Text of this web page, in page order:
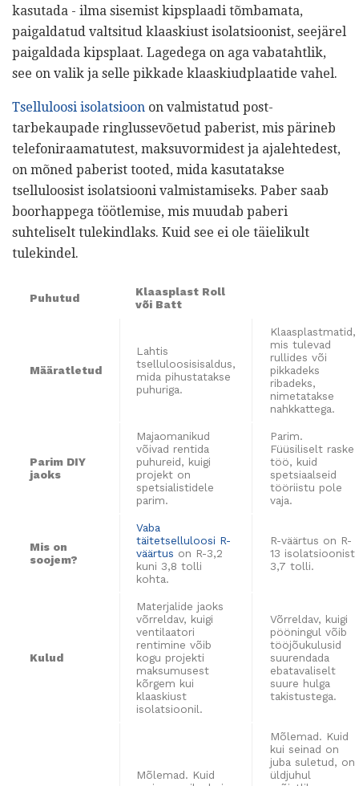
kasutada - ilma sisemist kipsplaadi tõmbamata,
paigaldatud valtsitud klaaskiust isolatsioonist, seejärel
paigaldada kipsplaat. Lagedega on aga vabatahtlik,
see on valik ja selle pikkade klaaskiudplaatide vahel.
Tselluloosi isolatsioon on valmistatud post-
tarbekaupade ringlussevõetud paberist, mis pärineb
telefoniraamatutest, maksuvormidest ja ajalehtedest,
on mõned paberist tooted, mida kasutatakse
tselluloosist isolatsiooni valmistamiseks. Paber saab
boorhappega töötlemise, mis muudab paberi
suhteliselt tulekindlaks. Kuid see ei ole täielikult
tulekindel.
Puhutud
Klaasplast Roll
või Batt
Määratletud
Lahtis
tselluloosisisaldus,
mida pihustatakse
puhuriga.
Klaasplastmatid,
mis tulevad
rullides või
pikkadeks
ribadeks,
nimetatakse
nahkkattega.
Parim DIY
jaoks
Majaomanikud
võivad rentida
puhureid, kuigi
projekt on
spetsialistidele
parim.
Parim.
Füüsiliselt raske
töö, kuid
spetsiaalseid
tööriistu pole
vaja.
Mis on
soojem?
Vaba
täitetselluloosi R-
väärtus on R-3,2
kuni 3,8 tolli
kohta.
R-väärtus on R-
13 isolatsioonist
3,7 tolli.
Kulud
Materjalide jaoks
võrreldav, kuigi
ventilaatori
rentimine võib
kogu projekti
maksumusest
kõrgem kui
klaaskiust
isolatsioonil.
Võrreldav, kuigi
pööningul võib
tööjõukulusid
suurendada
ebatavaliselt
suure hulga
takistustega.
Mõlemad. Kuid
Mõlemad. Kuid
kui seinad on
juba suletud, on
üldjuhul